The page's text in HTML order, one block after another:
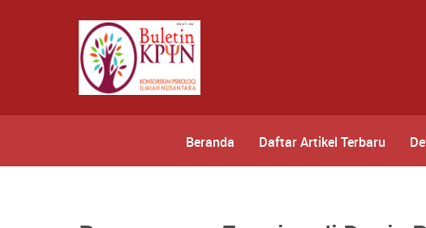
Beranda Daftar Artikel Terbaru